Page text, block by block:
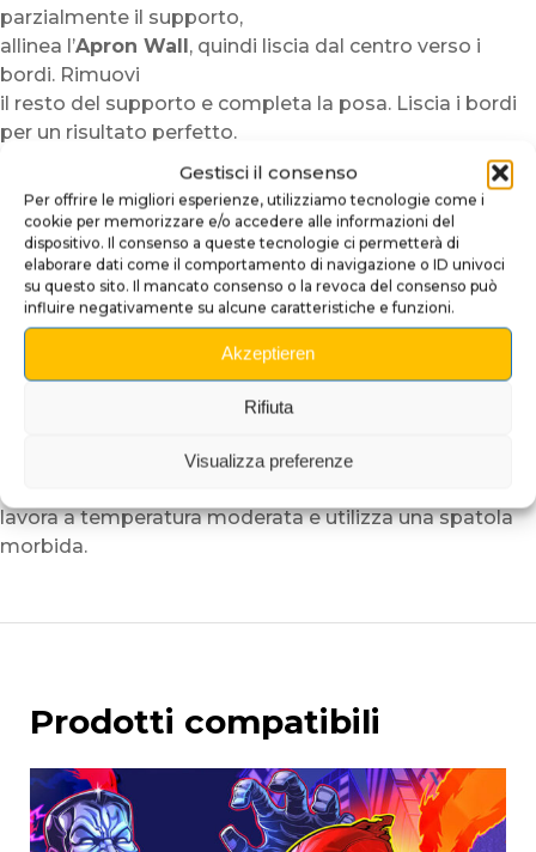
Gestisci il consenso
Per offrire le migliori esperienze, utilizziamo tecnologie come i
cookie per memorizzare e/o accedere alle informazioni del
dispositivo. Il consenso a queste tecnologie ci permetterà di
elaborare dati come il comportamento di navigazione o ID univoci
su questo sito. Il mancato consenso o la revoca del consenso può
influire negativamente su alcune caratteristiche e funzioni.
Akzeptieren
Rifiuta
Visualizza preferenze
parzialmente il supporto,
allinea l’Apron Wall, quindi liscia dal centro verso i
bordi. Rimuovi
il resto del supporto e completa la posa. Liscia i bordi
per un risultato perfetto.
La trasformazione visiva è immediata.
Perché scegliere questo upgrade
apron ?
Per personalizzare il flipper senza modifiche né rischi
Per migliorare l’estetica della zona apron in pochi
minuti
Per ottenere una finitura premium, lucida e durevole
i visivi sono prodotti in piccole serie. Possono
di tonalità a seconda dei lotti e dell’illuminazione. Per
lavora a temperatura moderata e utilizza una spatola
morbida.
Prodotti compatibili